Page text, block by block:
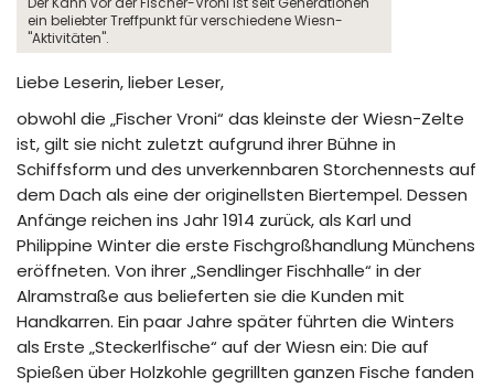
ein beliebter Treffpunkt für verschiedene Wiesn-
"Aktivitäten".
Liebe Leserin, lieber Leser,
obwohl die „Fischer Vroni“ das kleinste der Wiesn-Zelte
ist, gilt sie nicht zuletzt aufgrund ihrer Bühne in
Schiffsform und des unverkennbaren Storchennests auf
dem Dach als eine der originellsten Biertempel. Dessen
Anfänge reichen ins Jahr 1914 zurück, als Karl und
Philippine Winter die erste Fischgroßhandlung Münchens
eröffneten. Von ihrer „Sendlinger Fischhalle“ in der
Alramstraße aus belieferten sie die Kunden mit
Handkarren. Ein paar Jahre später führten die Winters
als Erste „Steckerlfische“ auf der Wiesn ein: Die auf
Spießen über Holzkohle gegrillten ganzen Fische fanden